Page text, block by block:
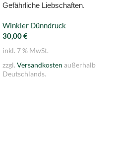
Gefährliche Liebschaften.
Winkler Dünndruck
30,00€
inkl. 7 % MwSt.
zzgl. Versandkosten außerhalb
Deutschlands.